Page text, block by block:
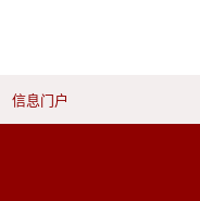
信息门户